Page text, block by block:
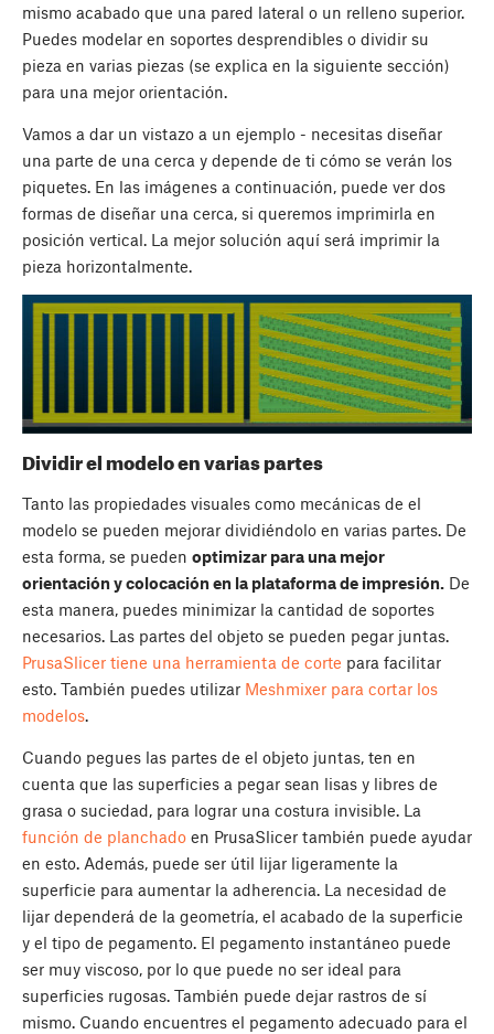
mismo acabado que una pared lateral o un relleno superior.
Puedes modelar en soportes desprendibles o dividir su
pieza en varias piezas (se explica en la siguiente sección)
para una mejor orientación.
Vamos a dar un vistazo a un ejemplo - necesitas diseñar
una parte de una cerca y depende de ti cómo se verán los
piquetes. En las imágenes a continuación, puede ver dos
formas de diseñar una cerca, si queremos imprimirla en
posición vertical. La mejor solución aquí será imprimir la
pieza horizontalmente.
Dividir el modelo en varias partes
Tanto las propiedades visuales como mecánicas de el
modelo se pueden mejorar dividiéndolo en varias partes. De
esta forma, se pueden optimizar para una mejor
orientación y colocación en la plataforma de impresión. De
esta manera, puedes minimizar la cantidad de soportes
necesarios. Las partes del objeto se pueden pegar juntas.
PrusaSlicer tiene una herramienta de corte para facilitar
esto. También puedes utilizar Meshmixer para cortar los
modelos.
Cuando pegues las partes de el objeto juntas, ten en
cuenta que las superficies a pegar sean lisas y libres de
grasa o suciedad, para lograr una costura invisible. La
función de planchado en PrusaSlicer también puede ayudar
en esto. Además, puede ser útil lijar ligeramente la
superficie para aumentar la adherencia. La necesidad de
lijar dependerá de la geometría, el acabado de la superficie
y el tipo de pegamento. El pegamento instantáneo puede
ser muy viscoso, por lo que puede no ser ideal para
superficies rugosas. También puede dejar rastros de sí
mismo. Cuando encuentres el pegamento adecuado para el